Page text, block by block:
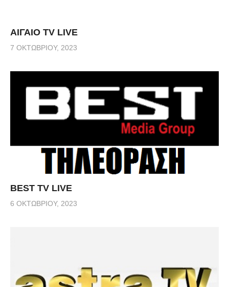
ΑΙΓΑΙΟ TV LIVE
7 ΟΚΤΩΒΡΊΟΥ, 2023
BEST TV LIVE
6 ΟΚΤΩΒΡΊΟΥ, 2023